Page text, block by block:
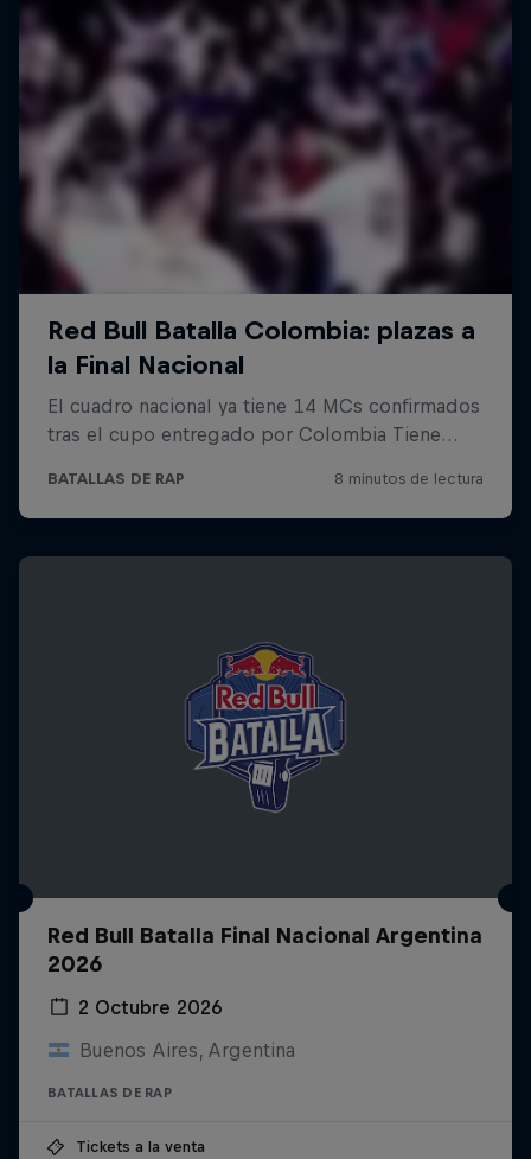
Red Bull Batalla Final Nacional Argentina
2026
2 Octubre 2026
Buenos Aires, Argentina
BATALLAS DE RAP
Tickets a la venta